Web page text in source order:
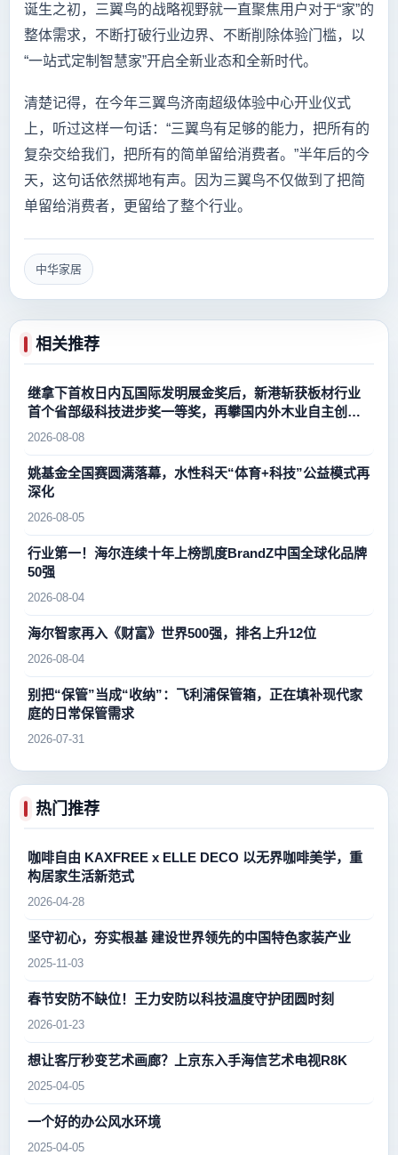
诞生之初，三翼鸟的战略视野就一直聚焦用户对于“家”的
整体需求，不断打破行业边界、不断削除体验门槛，以
“一站式定制智慧家”开启全新业态和全新时代。
清楚记得，在今年三翼鸟济南超级体验中心开业仪式
上，听过这样一句话：“三翼鸟有足够的能力，把所有的
复杂交给我们，把所有的简单留给消费者。”半年后的今
天，这句话依然掷地有声。因为三翼鸟不仅做到了把简
单留给消费者，更留给了整个行业。
中华家居
相关推荐
继拿下首枚日内瓦国际发明展金奖后，新港斩获板材行业
首个省部级科技进步奖一等奖，再攀国内外木业自主创新
新高峰
2026-08-08
姚基金全国赛圆满落幕，水性科天“体育+科技”公益模式再
深化
2026-08-05
行业第一！海尔连续十年上榜凯度BrandZ中国全球化品牌
50强
2026-08-04
海尔智家再入《财富》世界500强，排名上升12位
2026-08-04
别把“保管”当成“收纳”：飞利浦保管箱，正在填补现代家
庭的日常保管需求
2026-07-31
热门推荐
咖啡自由 KAXFREE x ELLE DECO 以无界咖啡美学，重
构居家生活新范式
2026-04-28
坚守初心，夯实根基 建设世界领先的中国特色家装产业
2025-11-03
春节安防不缺位！王力安防以科技温度守护团圆时刻
2026-01-23
想让客厅秒变艺术画廊？上京东入手海信艺术电视R8K
2025-04-05
一个好的办公风水环境
2025-04-05